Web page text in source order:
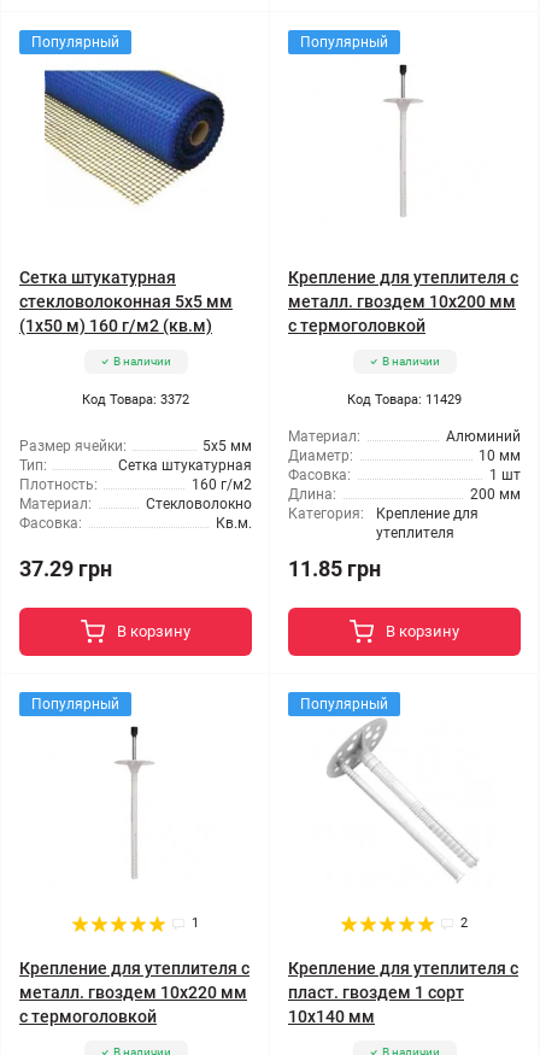
Популярный
Сетка штукатурная
стекловолоконная 5x5 мм
(1x50 м) 160 г/м2 (кв.м)
В наличии
Код Товара: 3372
Размер ячейки:
5x5 мм
Тип:
Сетка штукатурная
Плотность:
160 г/м2
Материал:
Стекловолокно
Фасовка:
Кв.м.
37.29 грн
В корзину
Популярный
Крепление для утеплителя с
металл. гвоздем 10x200 мм
с термоголовкой
В наличии
Код Товара: 11429
Материал:
Алюминий
Диаметр:
10 мм
Фасовка:
1 шт
Длина:
200 мм
Категория:
Крепление для
утеплителя
11.85 грн
В корзину
Популярный
1
Крепление для утеплителя с
металл. гвоздем 10x220 мм
с термоголовкой
В наличии
Популярный
2
Крепление для утеплителя с
пласт. гвоздем 1 сорт
10x140 мм
В наличии